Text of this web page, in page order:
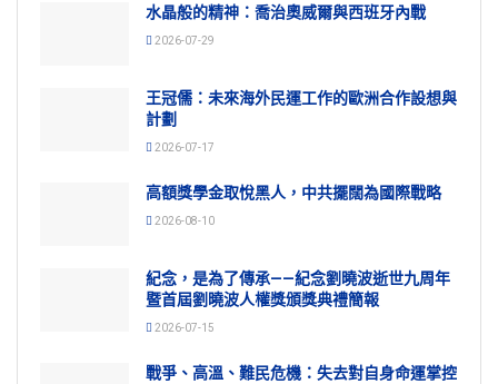
水晶般的精神：喬治奧威爾與西班牙內戰
2026-07-29
王冠儒：未來海外民運工作的歐洲合作設想與
計劃
2026-07-17
高額獎學金取悅黑人，中共擺闊為國際戰略
2026-08-10
紀念，是為了傳承——紀念劉曉波逝世九周年
暨首屆劉曉波人權獎頒獎典禮簡報
2026-07-15
戰爭、高溫、難民危機：失去對自身命運掌控